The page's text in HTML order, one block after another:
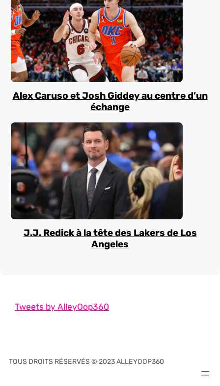
Alex Caruso et Josh Giddey au centre d’un
échange
J.J. Redick à la tête des Lakers de Los
Angeles
Tweets by AlleyOop360
TOUS DROITS RÉSERVÉS © 2023 ALLEYOOP360